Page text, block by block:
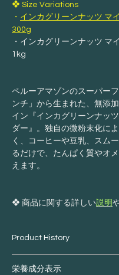
❖ Size Variations
・ インカグリーンナッツ マ
300g
・インカグリーンナッツ マ
1kg
ペルーアマゾンのスーパー
ンチ」から生まれた、無添
イン『インカグリーンナッ
ダー』。独自の微粉末化に
く、コーヒーや豆乳、スム
るだけで、たんぱく質やオ
えます。
❖ 商品に関する詳しい説明
Product History
アマゾンの森で古くから大
栄養成分表示